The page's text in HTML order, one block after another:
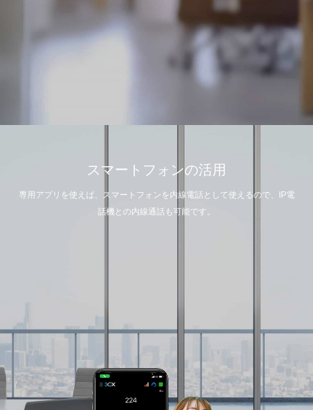
スマートフォンの活用
専用アプリを使えば、スマートフォンを内線電話として使えるので、IP電
話機との内線通話も可能です。